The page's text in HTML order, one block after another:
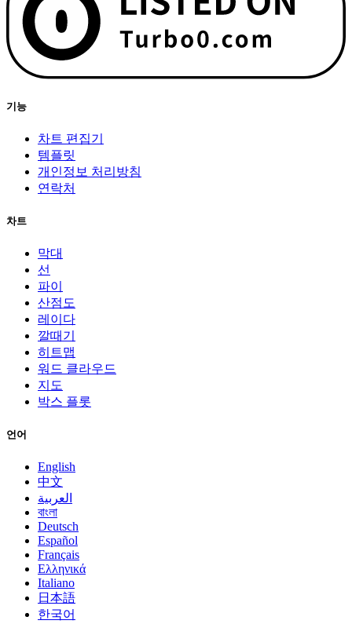
기능
차트 편집기
템플릿
개인정보 처리방침
연락처
차트
막대
선
파이
산점도
레이다
깔때기
히트맵
워드 클라우드
지도
박스 플롯
언어
English
中文
العربية
বাংলা
Deutsch
Español
Français
Ελληνικά
Italiano
日本語
한국어